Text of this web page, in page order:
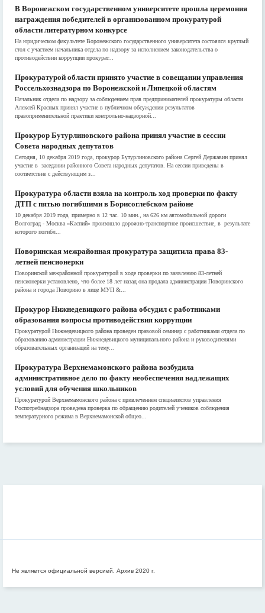
В Воронежском государственном университете прошла церемония
награждения победителей в организованном прокуратурой
области литературном конкурсе
На юридическом факультете Воронежского государственного университета состоялся круглый
стол с участием начальника отдела по надзору за исполнением законодательства о
противодействии коррупции прокурат...
Прокуратурой области принято участие в совещании управления
Россельхознадзора по Воронежской и Липецкой областям
Начальник отдела по надзору за соблюдением прав предпринимателей прокуратуры области
Алексей Красных принял участие в публичном обсуждении результатов
правоприменительной практики контрольно-надзорной...
Прокурор Бутурлиновского района принял участие в сессии
Совета народных депутатов
Сегодня, 10 декабря 2019 года, прокурор Бутурлиновского района Сергей Державин принял
участие в заседании районного Совета народных депутатов. На сессии приведены в
соответствие с действующим з...
Прокуратура области взяла на контроль ход проверки по факту
ДТП с пятью погибшими в Борисоглебском районе
10 декабря 2019 года, примерно в 12 час. 10 мин., на 626 км автомобильной дороги
Волгоград - Москва «Каспий» произошло дорожно-транспортное происшествие, в результате
которого погибл...
Поворинская межрайонная прокуратура защитила права 83-
летней пенсионерки
Поворинской межрайонной прокуратурой в ходе проверки по заявлению 83-летней
пенсионерки установлено, что более 18 лет назад она продала администрации Поворинского
района и города Поворино в лице МУП &...
Прокурор Нижнедевицкого района обсудил с работниками
образования вопросы противодействия коррупции
Прокуратурой Нижнедевицкого района проведен правовой семинар с работниками отдела по
образованию администрации Нижнедевицкого муниципального района и руководителями
образовательных организаций на тему...
Прокуратура Верхнемамонского района возбудила
административное дело по факту необеспечения надлежащих
условий для обучения школьников
Прокуратурой Верхнемамонского района с привлечением специалистов управления
Роспотребнадзора проведена проверка по обращению родителей учеников соблюдения
температурного режима в Верхнемамонской общео...
Не является официальной версией. Архив 2020 г.